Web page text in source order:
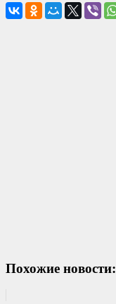
Похожие новости: